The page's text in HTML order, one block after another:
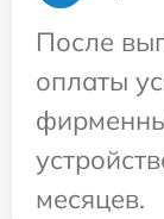
После
оплаты
месяцев.